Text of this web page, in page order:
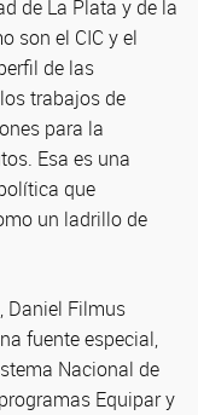
de La Plata y de la
son el CIC y el
de las
trabajos de
para la
Esa es una
que
un ladrillo de
Daniel Filmus
fuente especial,
Nacional de
Equipar y